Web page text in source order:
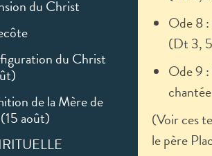
du Christ
du Christ
de la Mère de
août)
Ode 8 :
(Dt 3,
Ode 9
(Voir ces
le père